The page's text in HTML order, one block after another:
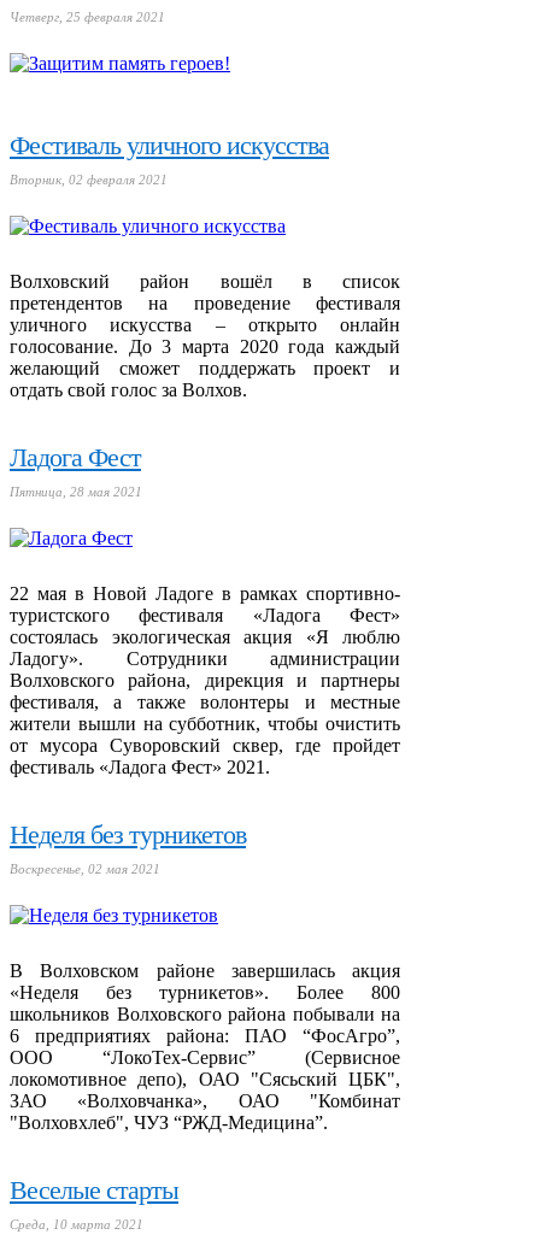
Четверг, 25 февраля 2021
Фестиваль уличного искусства
Вторник, 02 февраля 2021
Волховский район вошёл в список
претендентов на проведение фестиваля
уличного искусства – открыто онлайн
голосование. До 3 марта 2020 года каждый
желающий сможет поддержать проект и
отдать свой голос за Волхов.
Ладога Фест
Пятница, 28 мая 2021
22 мая в Новой Ладоге в рамках спортивно-
туристского фестиваля «Ладога Фест»
состоялась экологическая акция «Я люблю
Ладогу». Сотрудники администрации
Волховского района, дирекция и партнеры
фестиваля, а также волонтеры и местные
жители вышли на субботник, чтобы очистить
от мусора Суворовский сквер, где пройдет
фестиваль «Ладога Фест» 2021.
Неделя без турникетов
Воскресенье, 02 мая 2021
В Волховском районе завершилась акция
«Неделя без турникетов». Более 800
школьников Волховского района побывали на
6 предприятиях района: ПАО “ФосАгро”,
ООО “ЛокоТех-Сервис” (Сервисное
локомотивное депо), ОАО "Сясьский ЦБК",
ЗАО «Волховчанка», ОАО "Комбинат
"Волховхлеб", ЧУЗ “РЖД-Медицина”.
Веселые старты
Среда, 10 марта 2021